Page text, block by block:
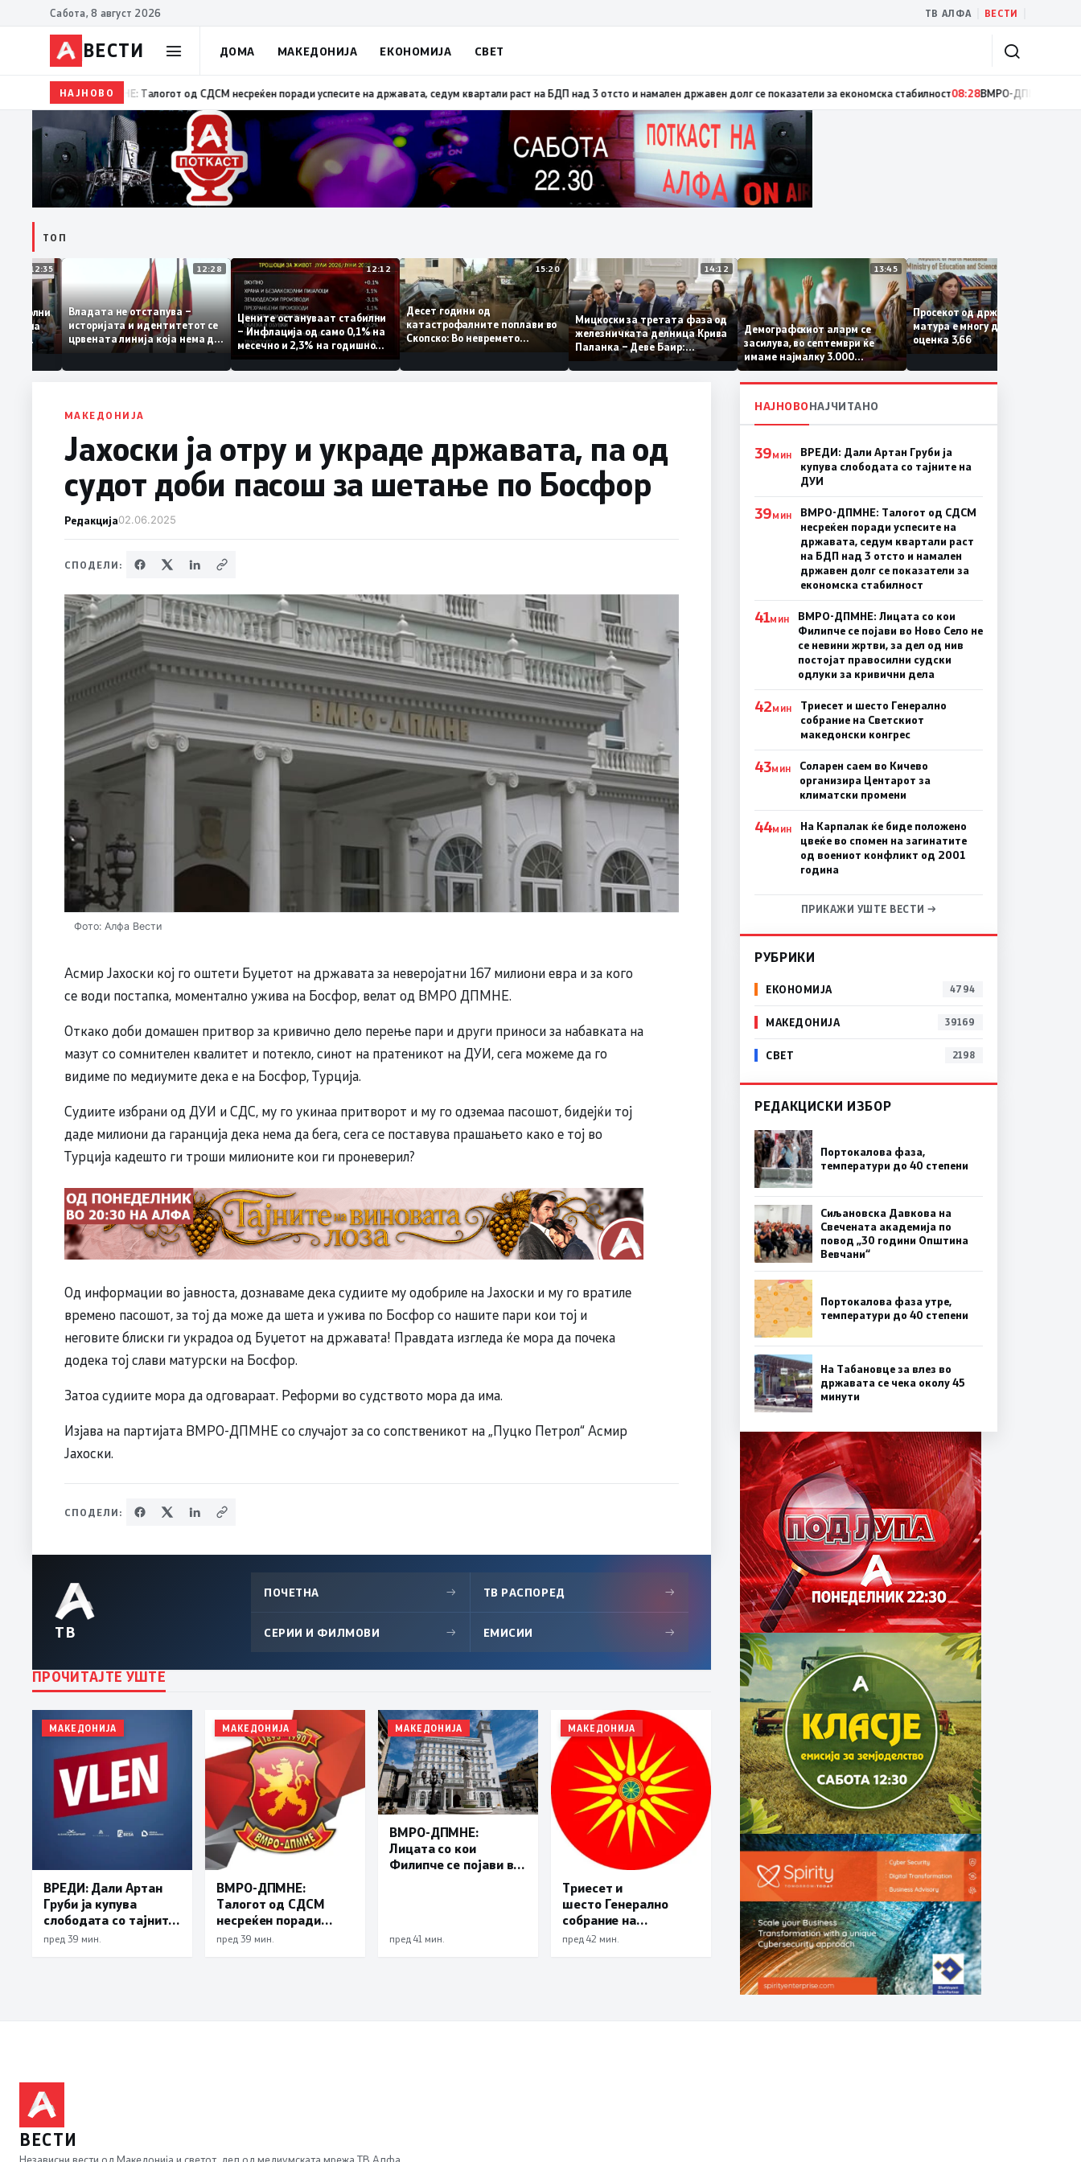
Сабота, 8 август 2026 ТВ АЛФА ВЕСТИ
ВЕСТИ ДОМА МАКЕДОНИЈА ЕКОНОМИЈА СВЕТ
НАЈНОВО08:30ВРЕДИ: Дали Артан Груби ја купува слободата со тајните на ДУИ 08:29ВМРО-ДПМНЕ: Талогот од СДСМ несреќен поради успесите на државата, седум квартали раст на БДП над 3 отсто и
ТОП
12:35
задоволни
на
12:28
Владата не отстапува –
историјата и идентитетот се
црвената линија која нема да
се погази
12:12
Цените остануваат стабилни
– Инфлација од само 0,1% на
месечно и 2,3% на годишно
ниво
15:20
Десет години од
катастрофалните поплави во
Скопско: Во невремето
14:12
Мицкоски за третата фаза од
железничката делница Крива
Паланка – Деве Баир:
Проектот нема да заврши на
половина тунел во слепа
13:45
Демографскиот аларм се
засилува, во септември ќе
имаме најмалку 3.000
првачиња помалку
Просекот од државната
матура е многу добар со
оценка 3,66
МАКЕДОНИЈА
Јахоски ја отру и украде државата, па од
судот доби пасош за шетање по Босфор
Редакција02.06.2025
СПОДЕЛИ:
Фото: Алфа Вести
Асмир Јахоски кој го оштети Буџетот на државата за неверојатни 167 милиони евра и за кого
се води постапка, моментално ужива на Босфор, велат од ВМРО ДПМНЕ.
Откако доби домашен притвор за кривично дело перење пари и други приноси за набавката на
мазут со сомнителен квалитет и потекло, синот на пратеникот на ДУИ, сега можеме да го
видиме по медиумите дека е на Босфор, Турција.
Судиите избрани од ДУИ и СДС, му го укинаа притворот и му го одземаа пасошот, бидејќи тој
даде милиони да гаранција дека нема да бега, сега се поставува прашањето како е тој во
Турција кадешто ги троши милионите кои ги проневерил?
Од информации во јавноста, дознаваме дека судиите му одобриле на Јахоски и му го вратиле
времено пасошот, за тој да може да шета и ужива по Босфор со нашите пари кои тој и
неговите блиски ги украдоа од Буџетот на државата! Правдата изгледа ќе мора да почека
додека тој слави матурски на Босфор.
Затоа судиите мора да одговараат. Реформи во судството мора да има.
Изјава на партијата ВМРО-ДПМНЕ со случајот за со сопственикот на „Пуцко Петрол“ Асмир
Јахоски.
СПОДЕЛИ:
ТВ
ПОЧЕТНА → ТВ РАСПОРЕД →
СЕРИИ И ФИЛМОВИ → ЕМИСИИ →
ПРОЧИТАЈТЕ УШТЕ
МАКЕДОНИЈА
ВРЕДИ: Дали Артан
Груби ја купува
слободата со тајните
на ДУИ
пред 39 мин.
МАКЕДОНИЈА
ВМРО-ДПМНЕ:
Талогот од СДСМ
несреќен поради
успесите на
пред 39 мин.
МАКЕДОНИЈА
ВМРО-ДПМНЕ:
Лицата со кои
Филипче се појави во
одлуки за кривични
пред 41 мин.
МАКЕДОНИЈА
Триесет и
шесто Генерално
собрание на
Светскиот
пред 42 мин.
НАЈНОВОНАЈЧИТАНО
39МИН
ВРЕДИ: Дали Артан Груби ја
купува слободата со тајните на
ДУИ
39МИН
ВМРО-ДПМНЕ: Талогот од СДСМ
несреќен поради успесите на
државата, седум квартали раст
на БДП над 3 отсто и намален
државен долг се показатели за
економска стабилност
41МИН
ВМРО-ДПМНЕ: Лицата со кои
Филипче се појави во Ново Село не
се невини жртви, за дел од нив
постојат правосилни судски
одлуки за кривични дела
42МИН
Триесет и шесто Генерално
собрание на Светскиот
македонски конгрес
43МИН
Соларен саем во Кичево
организира Центарот за
климатски промени
44МИН
На Карпалак ќе биде положено
цвеќе во спомен на загинатите
од воениот конфликт од 2001
година
ПРИКАЖИ УШТЕ ВЕСТИ →
РУБРИКИ
ЕКОНОМИЈА 4794
МАКЕДОНИЈА 39169
СВЕТ 2198
РЕДАКЦИСКИ ИЗБОР
Портокалова фаза,
температури до 40 степени
Сиљановска Давкова на
Свечената академија по
повод „30 години Општина
Вевчани“
Портокалова фаза утре,
температури до 40 степени
На Табановце за влез во
државата се чека околу 45
минути
ВЕСТИ